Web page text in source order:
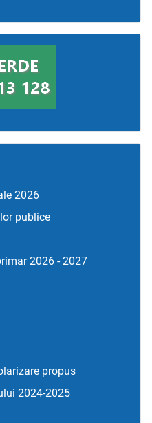
2026
publice
2026 - 2027
propus
2024-2025